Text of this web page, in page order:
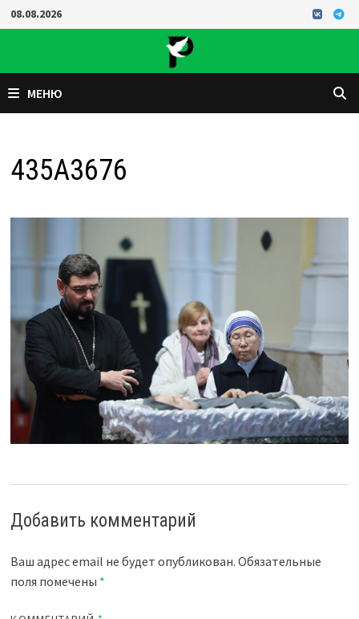
Перейти
к
08.08.2026
МЕНЮ
435A3676
Добавить комментарий
Ваш адрес email не будет опубликован. Обязательные
поля помечены *